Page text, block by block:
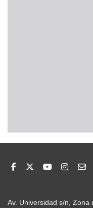
Av. Universidad s/n, Zona